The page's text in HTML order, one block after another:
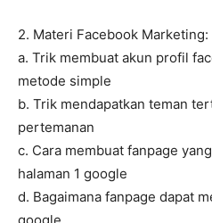
2. Materi Facebook Marketing:
a. Trik membuat akun profil
metode simple
b. Trik mendapatkan teman
pertemanan
c. Cara membuat fanpage
halaman 1 google
d. Bagaimana fanpage dapat